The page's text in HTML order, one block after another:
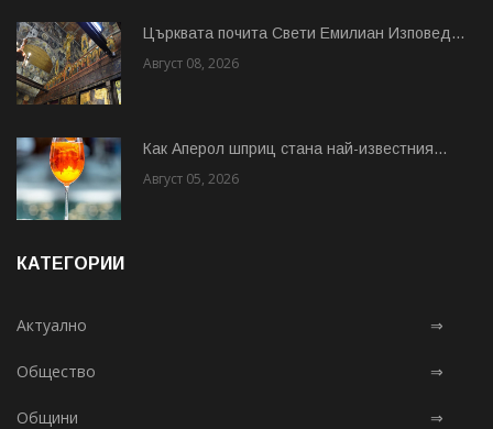
Църквата почита Свeти Емилиан Изповед...
Август 08, 2026
Как Аперол шприц стана най-известния...
Август 05, 2026
КАТЕГОРИИ
Актуално ⇒
Общество ⇒
Общини ⇒